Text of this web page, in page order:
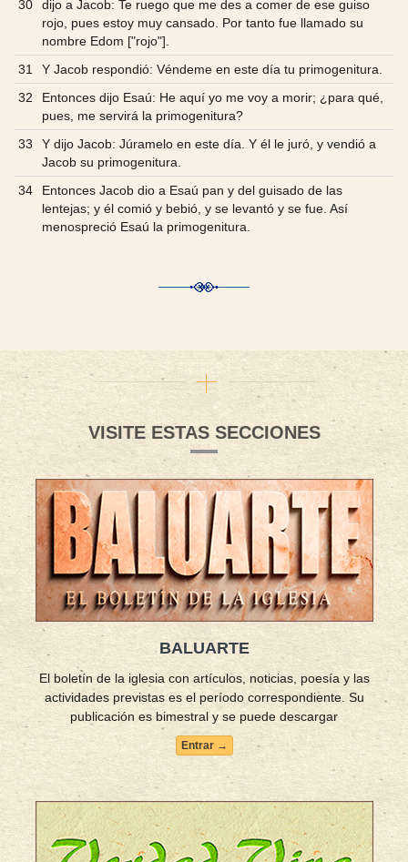
30
dijo a Jacob: Te ruego que me des a comer de ese guiso
rojo, pues estoy muy cansado. Por tanto fue llamado su
nombre Edom ["rojo"].
31
Y Jacob respondió: Véndeme en este día tu primogenitura.
32
Entonces dijo Esaú: He aquí yo me voy a morir; ¿para qué,
pues, me servirá la primogenitura?
33
Y dijo Jacob: Júramelo en este día. Y él le juró, y vendió a
Jacob su primogenitura.
34
Entonces Jacob dio a Esaú pan y del guisado de las
lentejas; y él comió y bebió, y se levantó y se fue. Así
menospreció Esaú la primogenitura.
VISITE ESTAS SECCIONES
BALUARTE
El boletín de la iglesia con artículos, noticias, poesía y las
actividades previstas es el período correspondiente. Su
publicación es bimestral y se puede descargar
Entrar →